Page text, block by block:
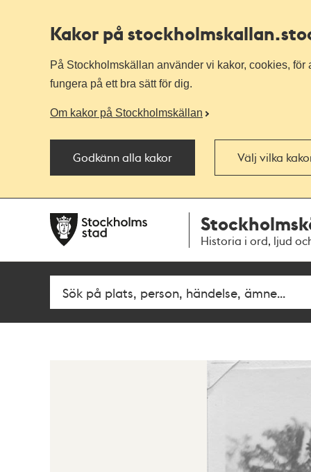
Kakor på stockholmskallan
På Stockholmskällan använder vi kakor, cookies,
fungera på ett bra sätt för dig.
Om kakor på Stockholmskällan
Godkänn alla kakor Välj vilka
navigationen
huvudinnehållet
Historia i ord, ljud
Fritextsök